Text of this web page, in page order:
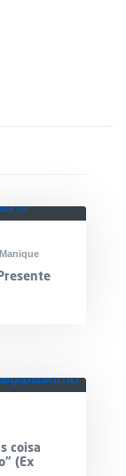
Manique
coisa
(Ex